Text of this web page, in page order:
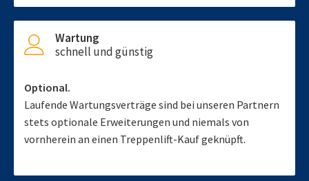
Wartung
schnell und günstig
Optional.
Laufende Wartungsverträge sind bei unseren Partnern
stets optionale Erweiterungen und niemals von
vornherein an einen Treppenlift-Kauf geknüpft.